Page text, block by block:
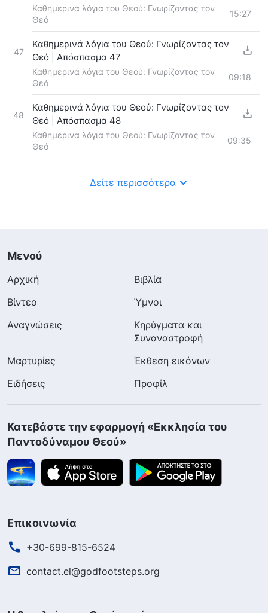
Καθημερινά λόγια του Θεού: Γνωρίζοντας τον
Θεό
15:27
47
Καθημερινά λόγια του Θεού: Γνωρίζοντας τον
Θεό | Απόσπασμα 47
Καθημερινά λόγια του Θεού: Γνωρίζοντας τον
Θεό
09:18
48
Καθημερινά λόγια του Θεού: Γνωρίζοντας τον
Θεό | Απόσπασμα 48
Καθημερινά λόγια του Θεού: Γνωρίζοντας τον
Θεό
09:35
Δείτε περισσότερα
Μενού
Αρχική
Βιβλία
Βίντεο
Ύμνοι
Αναγνώσεις
Κηρύγματα και
Συναναστροφή
Μαρτυρίες
Έκθεση εικόνων
Ειδήσεις
Προφίλ
Κατεβάστε την εφαρμογή «Εκκλησία του
Παντοδύναμου Θεού»
Επικοινωνία
+30-699-815-6524
contact.el@godfootsteps.org